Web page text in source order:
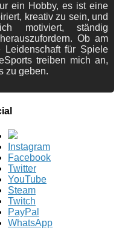
ein Hobby, es ist eine
kreativ zu sein, und
motiviert, ständig
Ob am
für Spiele
treiben mich an,
zu geben.
Instagram
Facebook
Twitter
YouTube
Steam
Twitch
PayPal
WhatsApp